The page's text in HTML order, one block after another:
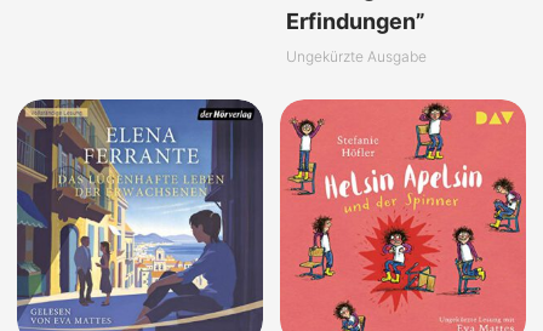
Erfindungen”
Ungekürzte Ausgabe